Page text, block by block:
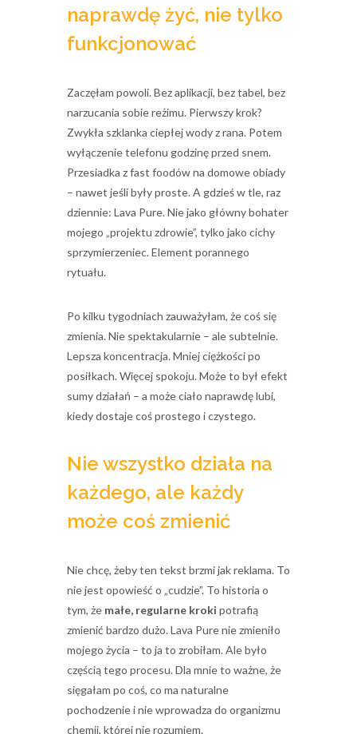
naprawdę żyć, nie tylko
funkcjonować
Zaczęłam powoli. Bez aplikacji, bez tabel, bez
narzucania sobie reżimu. Pierwszy krok?
Zwykła szklanka ciepłej wody z rana. Potem
wyłączenie telefonu godzinę przed snem.
Przesiadka z fast foodów na domowe obiady
– nawet jeśli były proste. A gdzieś w tle, raz
dziennie: Lava Pure. Nie jako główny bohater
mojego „projektu zdrowie”, tylko jako cichy
sprzymierzeniec. Element porannego
rytuału.
Po kilku tygodniach zauważyłam, że coś się
zmienia. Nie spektakularnie – ale subtelnie.
Lepsza koncentracja. Mniej ciężkości po
posiłkach. Więcej spokoju. Może to był efekt
sumy działań – a może ciało naprawdę lubi,
kiedy dostaje coś prostego i czystego.
Nie wszystko działa na
każdego, ale każdy
może coś zmienić
Nie chcę, żeby ten tekst brzmi jak reklama. To
nie jest opowieść o „cudzie”. To historia o
tym, że małe, regularne kroki potrafią
zmienić bardzo dużo. Lava Pure nie zmieniło
mojego życia – to ja to zrobiłam. Ale było
częścią tego procesu. Dla mnie to ważne, że
sięgałam po coś, co ma naturalne
pochodzenie i nie wprowadza do organizmu
chemii, której nie rozumiem.